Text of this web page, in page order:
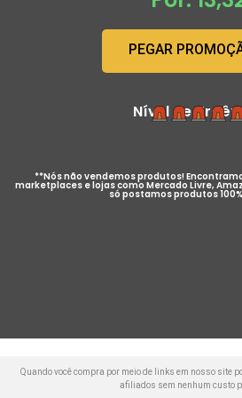
PEGAR
Nível de
**Nós não vendemos produtos!
marketplaces e lojas como Mercado Livre,
só postamos produtos
Quando você compra por meio de links em nosso site
afiliados sem nenhum custo